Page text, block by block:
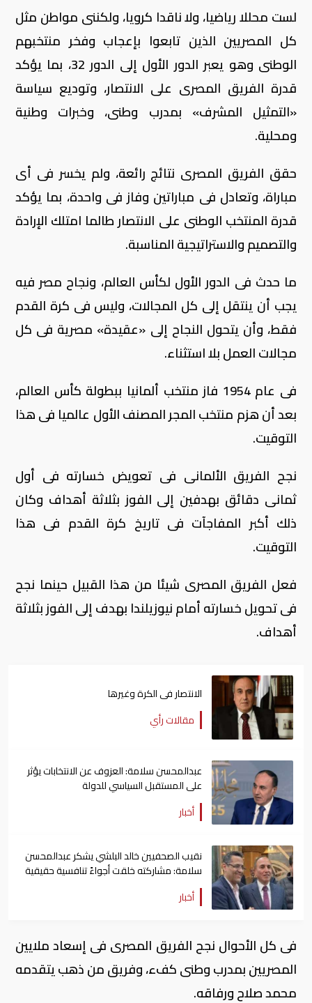
لست محللا رياضيا، ولا ناقدا كرويا، ولكننى مواطن مثل
كل المصريين الذين تابعوا بإعجاب وفخر منتخبهم
الوطنى وهو يعبر الدور الأول إلى الدور 32، بما يؤكد
قدرة الفريق المصرى على الانتصار، وتوديع سياسة
«التمثيل المشرف» بمدرب وطنى، وخبرات وطنية
ومحلية.
حقق الفريق المصرى نتائج رائعة، ولم يخسر فى أى
مباراة، وتعادل فى مباراتين وفاز فى واحدة، بما يؤكد
قدرة المنتخب الوطنى على الانتصار طالما امتلك الإرادة
والتصميم والاستراتيجية المناسبة.
ما حدث فى الدور الأول لكأس العالم، ونجاح مصر فيه
يجب أن ينتقل إلى كل المجالات، وليس فى كرة القدم
فقط، وأن يتحول النجاح إلى «عقيدة» مصرية فى كل
مجالات العمل بلا استثناء.
فى عام 1954 فاز منتخب ألمانيا ببطولة كأس العالم،
بعد أن هزم منتخب المجر المصنف الأول عالميا فى هذا
التوقيت.
نجح الفريق الألمانى فى تعويض خسارته فى أول
ثمانى دقائق بهدفين إلى الفوز بثلاثة أهداف وكان
ذلك أكبر المفاجآت فى تاريخ كرة القدم فى هذا
التوقيت.
فعل الفريق المصرى شيئا من هذا القبيل حينما نجح
فى تحويل خسارته أمام نيوزيلندا بهدف إلى الفوز بثلاثة
أهداف.
الانتصار فى الكرة وغيرها
مقالات رأي
عبدالمحسن سلامة: العزوف عن الانتخابات يؤثر
على المستقبل السياسي للدولة
أخبار
نقيب الصحفيين خالد البلشي يشكر عبدالمحسن
سلامة: مشاركته خلقت أجواءً تنافسية حقيقية
أخبار
فى كل الأحوال نجح الفريق المصرى فى إسعاد ملايين
المصريين بمدرب وطنى كفء، وفريق من ذهب يتقدمه
محمد صلاح ورفاقه.